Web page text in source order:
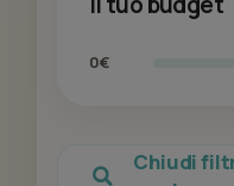
0€
Chiudi